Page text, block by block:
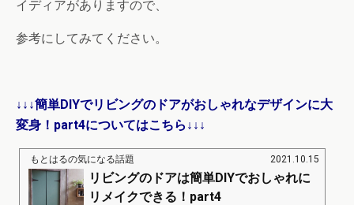
イディアがありますので、
参考にしてみてください。
↓↓↓簡単DIYでリビングのドアがおしゃれなデザインに大
変身！part4についてはこちら↓↓↓
もとはるの気になる話題 2021.10.15
リビングのドアは簡単DIYでおしゃれに
リメイクできる！part4